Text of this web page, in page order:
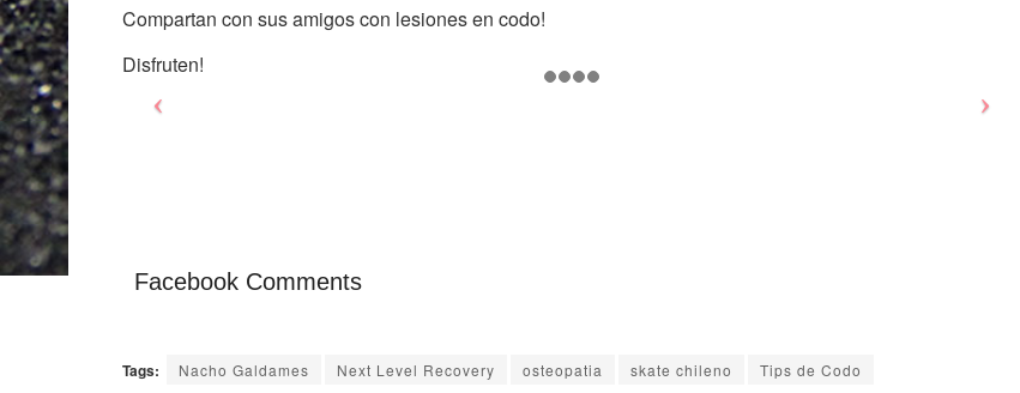
Compartan con sus amigos con lesiones en codo!
Disfruten!
Facebook Comments
Tags: Nacho Galdames Next Level Recovery osteopatia skate chileno Tips de Codo